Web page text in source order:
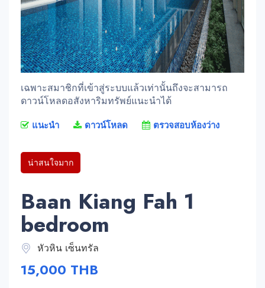
เฉพาะสมาชิกที่เข้าสู่ระบบแล้วเท่านั้นถึงจะสามารถ
ดาวน์โหลดอสังหาริมทรัพย์แนะนำได้
แนะนำ ดาวน์โหลด ตรวจสอบห้องว่าง
น่าสนใจมาก
Baan Kiang Fah 1
bedroom
หัวหิน เซ็นทรัล
15,000 THB